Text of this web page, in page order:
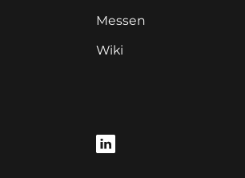
Messen
Wiki